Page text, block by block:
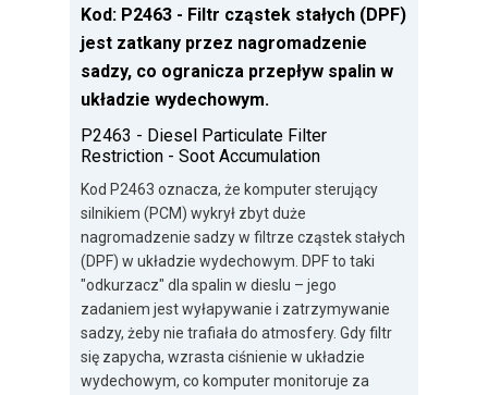
Kod: P2463 - Filtr cząstek stałych (DPF)
jest zatkany przez nagromadzenie
sadzy, co ogranicza przepływ spalin w
układzie wydechowym.
P2463 - Diesel Particulate Filter
Restriction - Soot Accumulation
Kod P2463 oznacza, że komputer sterujący
silnikiem (PCM) wykrył zbyt duże
nagromadzenie sadzy w filtrze cząstek stałych
(DPF) w układzie wydechowym. DPF to taki
"odkurzacz" dla spalin w dieslu – jego
zadaniem jest wyłapywanie i zatrzymywanie
sadzy, żeby nie trafiała do atmosfery. Gdy filtr
się zapycha, wzrasta ciśnienie w układzie
wydechowym, co komputer monitoruje za